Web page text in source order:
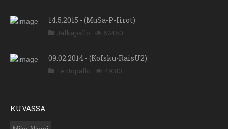
14.5.2015 - (MuSa-P-Iirot)
Jalkapallo 52460
09.02.2014 - (KoIsku-RaisU2)
Lentopallo 49313
KUVASSA